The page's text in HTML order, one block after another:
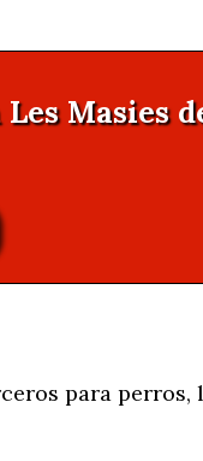
Masies
para perros,